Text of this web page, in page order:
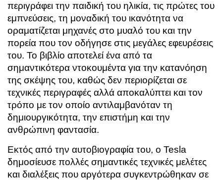
περιγράφει την παιδική του ηλικία, τις πρώτες του
εμπνεύσεις, τη μοναδική του ικανότητα να
οραματίζεται μηχανές στο μυαλό του και την
πορεία που τον οδήγησε στις μεγάλες εφευρέσεις
του. Το βιβλίο αποτελεί ένα από τα
σημαντικότερα ντοκουμέντα για την κατανόηση
της σκέψης του, καθώς δεν περιορίζεται σε
τεχνικές περιγραφές αλλά αποκαλύπτει και τον
τρόπο με τον οποίο αντιλαμβανόταν τη
δημιουργικότητα, την επιστήμη και την
ανθρώπινη φαντασία.
Εκτός από την αυτοβιογραφία του, ο Tesla
δημοσίευσε πολλές σημαντικές τεχνικές μελέτες
και διαλέξεις που αργότερα συγκεντρώθηκαν σε